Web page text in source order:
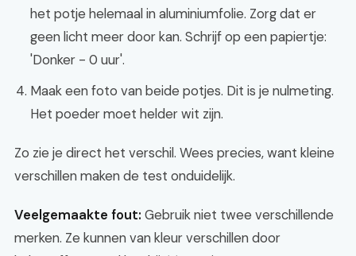
het potje helemaal in aluminiumfolie. Zorg dat er
geen licht meer door kan. Schrijf op een papiertje:
'Donker - 0 uur'.
Maak een foto van beide potjes. Dit is je nulmeting.
Het poeder moet helder wit zijn.
Zo zie je direct het verschil. Wees precies, want kleine
verschillen maken de test onduidelijk.
Veelgemaakte fout: Gebruik niet twee verschillende
merken. Ze kunnen van kleur verschillen door